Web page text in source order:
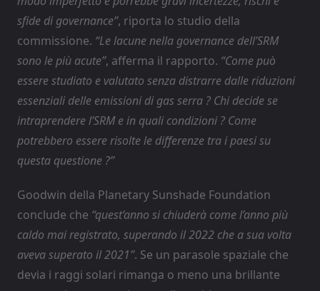
sfide di governance”, riporta lo studio della
commissione. “Le lacune nella governance dell’SRM
sono le più acute”, afferma il rapporto. “Come può
essere studiato e valutato senza distrarre dalle riduzioni
essenziali delle emissioni di gas serra ? Chi decide se
intraprendere l’SRM e in quali condizioni ? Come
potrebbero essere risolte le differenze tra i paesi su
questa questione ?”
Goodwin della Planetary Sunshade Foundation
conclude che “quest’anno si chiuderà come l’anno più
caldo mai registrato, superando il 2022 che a sua volta
aveva superato il 2021”. Se un parasole spaziale che
devia i raggi solari rimanga o meno una brillante